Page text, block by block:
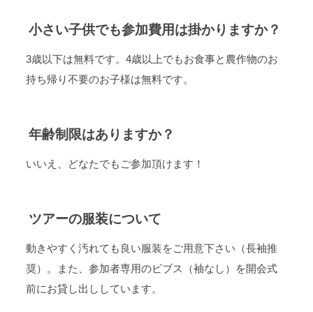
小さい子供でも参加費用は掛かりますか？
3歳以下は無料です。4歳以上でもお食事と農作物のお
持ち帰り不要のお子様は無料です。
年齢制限はありますか？
いいえ、どなたでもご参加頂けます！
ツアーの服装について
動きやすく汚れても良い服装をご用意下さい（長袖推
奨）。また、参加者専用のビブス（袖なし）を開会式
前にお貸し出ししています。